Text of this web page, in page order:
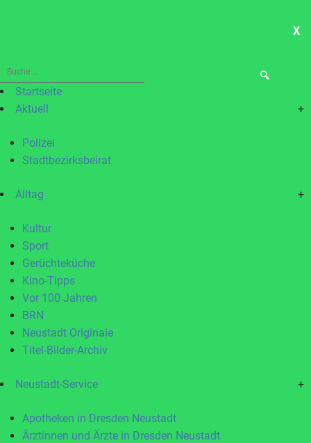
X
Suche
nach:Startseite
Aktuell
+
Polizei
Stadtbezirksbeirat
Alltag +
Kultur
Sport
Gerüchteküche
Kino-Tipps
Vor 100 Jahren
BRN
Neustadt Originale
Titel-Bilder-Archiv
Neustadt-Service +
Apotheken in Dresden Neustadt
Ärztinnen und Ärzte in Dresden Neustadt